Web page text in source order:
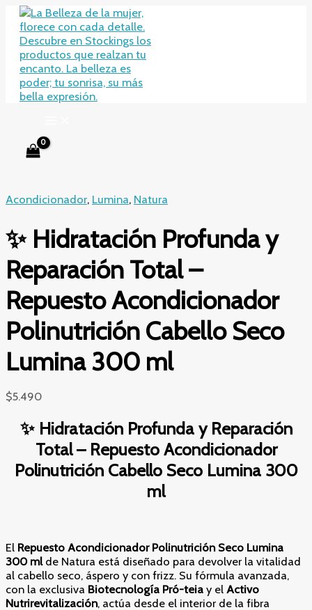
contenido
Acondicionador, Lumina, Natura
✨ Hidratación Profunda y
Reparación Total –
Repuesto Acondicionador
Polinutrición Cabello Seco
Lumina 300 ml
$5.490
✨ Hidratación Profunda y Reparación
Total – Repuesto Acondicionador
Polinutrición Cabello Seco Lumina 300
ml
El Repuesto Acondicionador Polinutrición Seco Lumina
300 mlde Natura está diseñado para devolver la vitalidad
al cabello seco, áspero y con frizz. Su fórmula avanzada,
con la exclusiva Biotecnología Pró-teia y el Activo
Nutrirevitalización, actúa desde el interior de la fibra